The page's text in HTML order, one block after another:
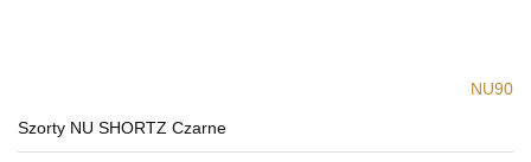
NU90
Szorty NU SHORTZ Czarne